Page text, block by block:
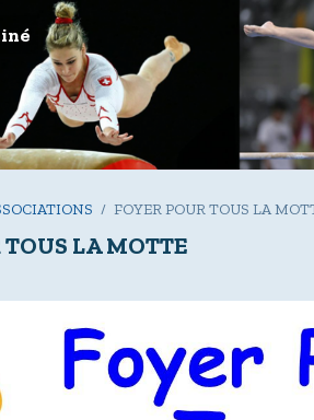
FOYER POUR TOUS LA
LA MOTTE